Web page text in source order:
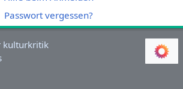
Passwort vergessen?
kulturkritik